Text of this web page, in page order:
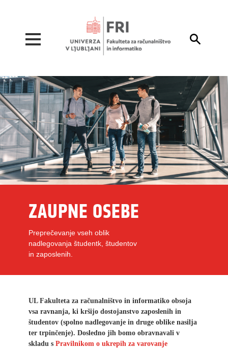

ZAUPNE OSEBE
Preprečevanje vseh oblik
nadlegovanja študentk, študentov
in zaposlenih.
UL Fakulteta za računalništvo in informatiko obsoja
vsa ravnanja, ki kršijo dostojanstvo zaposlenih in
študentov (spolno nadlegovanje in druge oblike nasilja
ter trpinčenje). Dosledno jih bomo obravnavali v
skladu s Pravilnikom o ukrepih za varovanje